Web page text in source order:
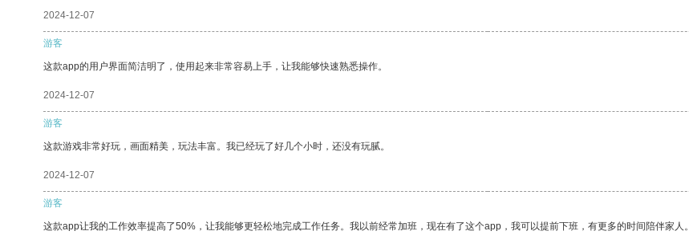
2024-12-07
游客
这款app的用户界面简洁明了，使用起来非常容易上手，让我能够快速熟悉操作。
2024-12-07
游客
这款游戏非常好玩，画面精美，玩法丰富。我已经玩了好几个小时，还没有玩腻。
2024-12-07
游客
这款app让我的工作效率提高了50%，让我能够更轻松地完成工作任务。我以前经常加班，现在有了这个app，我可以提前下班，有更多的时间陪伴家人。